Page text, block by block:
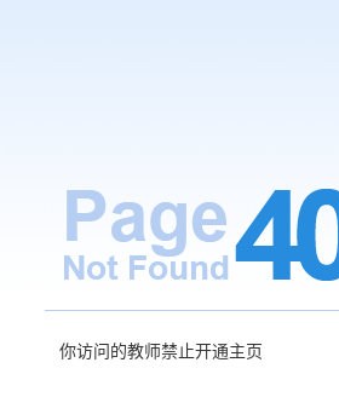
你访问的教师禁止开通主页